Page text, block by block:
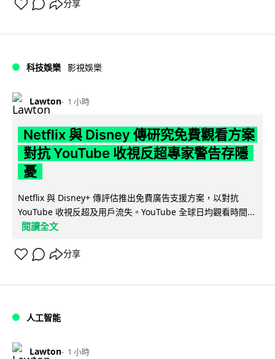
分享
科技娛樂 影視娛樂
Lawton 1 小時
Netflix 與 Disney 傳研究免費觀看方案
對抗 YouTube 收視反超專家警告存隱
憂
Netflix 與 Disney+ 傳評估推出免費廣告支援方案，以對抗
YouTube 收視反超及用戶流失。YouTube 全球日均觀看時間...
閱讀全文
分享
人工智能
Lawton 1 小時